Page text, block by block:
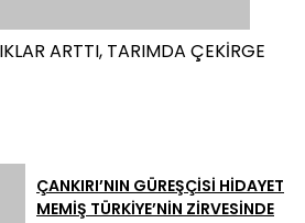
ARTTI, TARIMDA ÇEKİRGE
ÇANKIRI’NIN GÜREŞÇİSİ HİDAYET
MEMİŞ TÜRKİYE’NİN ZİRVESİNDE